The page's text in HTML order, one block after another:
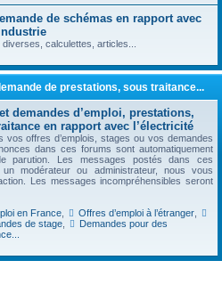
de schémas en rapport avec
calculettes, articles...
de prestations, sous traitance...
demandes d’emploi, prestations,
en rapport avec l’électricité
offres d’emplois, stages ou vos demandes
dans ces forums sont automatiquement
parution. Les messages postés dans ces
modérateur ou administrateur, nous vous
Les messages incompréhensibles seront
en France, Offres d’emploi à l’étranger,
de stage,
Demandes pour des